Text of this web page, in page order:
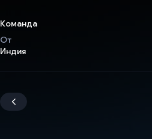
Команда
От
Индия